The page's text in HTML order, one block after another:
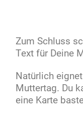
Zum Schluss
Text für Deine
Natürlich
Muttertag. Du
eine Karte